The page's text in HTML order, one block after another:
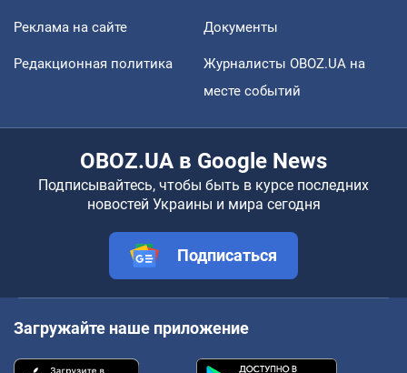
Реклама на сайте Документы
Редакционная политика
Журналисты OBOZ.UA на
месте событий
OBOZ.UA в Google News
Подписывайтесь, чтобы быть в курсе последних
новостей Украины и мира сегодня
Подписаться
Загружайте наше приложение